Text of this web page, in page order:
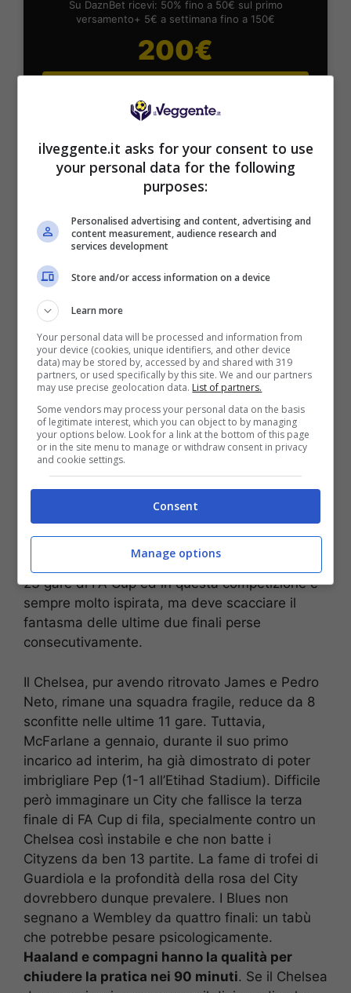
Su DaznBet ricevi: 50% fino a 50€ sul primo
versamento+ 5€ a settimana fino a 150€
200€
FastBet
BONUS BENVENUTO FASTBET
Bonus FastBet: 50€ di Bonus Benvenuto
Inserisci il codice BONUSBET in fase di registrazione:
50€ di Bonus reale
VERIFICA
Mostra Informazioni
Il pronostico
Il divario tra le due squadre è attualmente
siderale. Il City arriva a Wembley in totale
fiducia e con un Haaland tirato a lucido. Inoltre,
la squadra di Guardiola ha vinto 21 delle ultime
23 gare di FA Cup ed in questa competizione è
sempre molto ispirata, ma deve scacciare il
fantasma delle ultime due finali perse
consecutivamente.
Il Chelsea, pur avendo ritrovato James e Pedro
Neto, rimane una squadra fragile, reduce da 8
sconfitte nelle ultime 11 gare. Tuttavia,
McFarlane a gennaio, durante il suo primo
incarico ad interim, ha già dimostrato di poter
imbrigliare Pep (1-1 all’Etihad Stadium). Difficile
però immaginare un City che fallisce la terza
finale di FA Cup di fila, specialmente contro un
Chelsea così instabile e che non batte i
Cityzens da ben 13 partite. La fame di trofei di
Guardiola e la profondità della rosa del City
dovrebbero dunque prevalere. I Blues non
segnano a Wembley da quattro finali: un tabù
che potrebbe pesare psicologicamente.
Haaland e compagni hanno la qualità per
chiudere la pratica nei 90 minuti. Se il Chelsea
ilveggente.it asks for your consent to use
your personal data for the following
purposes:
Personalised advertising and content, advertising and
content measurement, audience research and
services development
Store and/or access information on a device
Learn more
Your personal data will be processed and information from
your device (cookies, unique identifiers, and other device
data) may be stored by, accessed by and shared with 319
partners, or used specifically by this site. We and our partners
may use precise geolocation data. List of partners.
Some vendors may process your personal data on the basis
of legitimate interest, which you can object to by managing
your options below. Look for a link at the bottom of this page
or in the site menu to manage or withdraw consent in privacy
and cookie settings.
Consent
Manage options